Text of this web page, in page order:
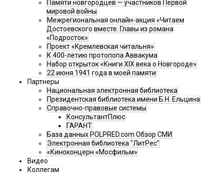
Памяти новгородцев — участников Первой
мировой войны
Межрегиональная онлайн-акция «Читаем
Достоевского вместе. Главы из романа
«Подросток»
Проект «Кремлевская читальня»
К 400-летию протопопа Аввакума
Набор открыток «Книги XIX века о Новгороде»
22 июня 1941 года в моей памяти
Партнеры
Национальная электронная библиотека
Президентская библиотека имени Б.Н. Ельцина
Справочно-правовые системы
КонсультантПлюс
ГАРАНТ
База данных POLPRED.com Обзор СМИ
Электронная библиотека "ЛитРес"
«Киноконцерн «Мосфильм»
Видео
Коллегам